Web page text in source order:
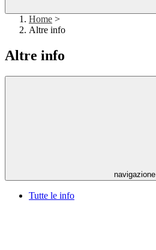
Home >
Altre info
Altre info
navigazione
Tutte le info